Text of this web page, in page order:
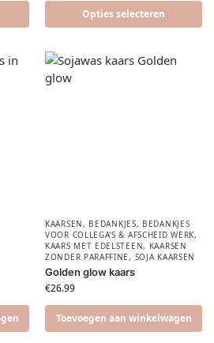
Opties selecteren
KAARSEN, BEDANKJES, BEDANKJES
VOOR COLLEGA'S & AFSCHEID WERK,
KAARS MET EDELSTEEN, KAARSEN
ZONDER PARAFFINE, SOJA KAARSEN
Golden glow kaars
€26.99
Toevoegen aan winkelwagen